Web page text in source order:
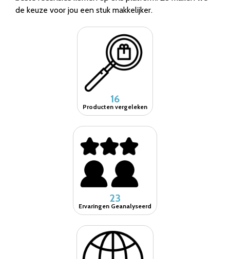
de keuze voor jou een stuk makkelijker.
16
Producten vergeleken
23
Ervaringen Geanalyseerd